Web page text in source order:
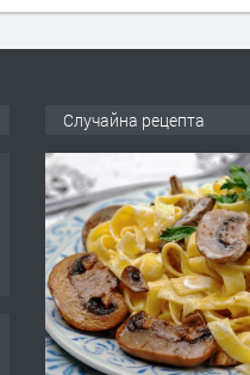
Случайна рецепта